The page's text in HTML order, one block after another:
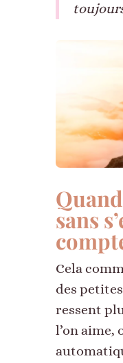
sans
Cela
des
ressent
l’on aime,